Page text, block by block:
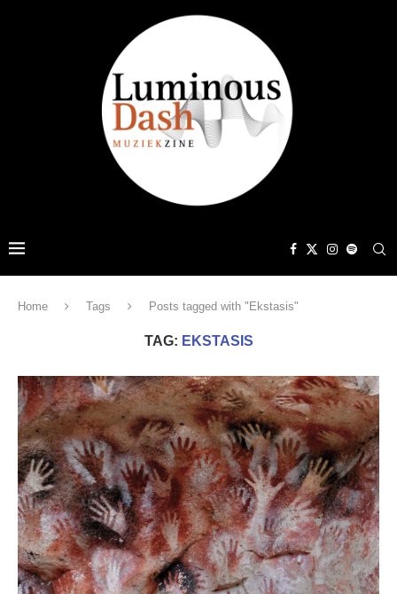
Home Tags Posts tagged with "Ekstasis"
TAG: EKSTASIS